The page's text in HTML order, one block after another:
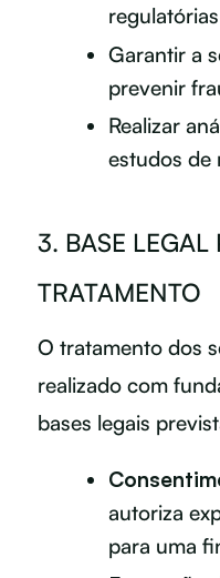
regulatórias
Garantir a
prevenir
Realizar
estudos de
3. BASE LEGAL
TRATAMENTO
O tratamento dos
realizado com
bases legais
autoriza
para uma